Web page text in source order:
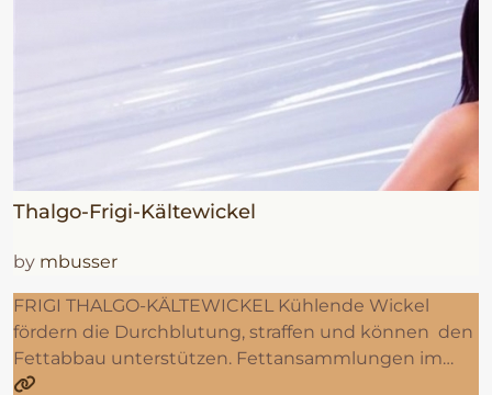
Thalgo-Frigi-Kältewickel
by mbusser
FRIGI THALGO-KÄLTEWICKEL Kühlende Wickel
fördern die Durchblutung, straffen und können den
Fettabbau unterstützen. Fettansammlungen im…